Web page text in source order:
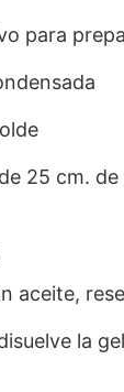
para
25 cm.
aceite,
la